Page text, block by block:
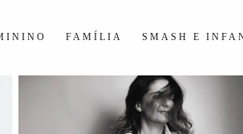
FAMÍLIA SMASH E